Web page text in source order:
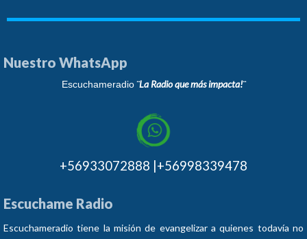
Nuestro WhatsApp
Escuchameradio¨La Radio que más impacta!¨
+56933072888 |+56998339478
Escuchame Radio
Escuchameradio tiene la misión de evangelizar a quienes todavía no